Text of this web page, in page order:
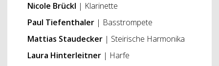
Nicole Brückl | Klarinette
Paul Tiefenthaler | Basstrompete
Mattias Staudecker | Steirische Harmonika
Laura Hinterleitner | Harfe